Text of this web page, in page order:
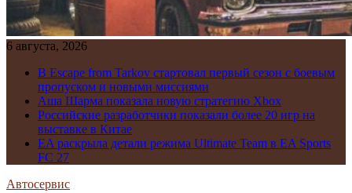
6 августа, 2026
В Escape from Tarkov стартовал первый сезон с боевым
пропуском и новыми миссиями
Аша Шарма показала новую стратегию Xbox
Российские разработчики показали более 20 игр на
выставке в Китае
EA раскрыла детали режима Ultimate Team в EA Sports
FC 27
Автосервис